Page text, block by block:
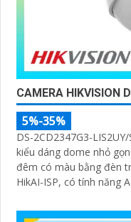
CAMERA HIKVISION
5%-35%
DS-2CD2347G3-
kiểu dáng dome nhỏ
đêm có màu bằng đèn
HikAI-ISP, có tính năng